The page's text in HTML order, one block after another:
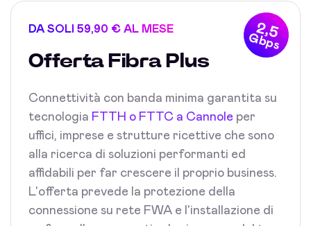
2,5
Gbps
DA SOLI 59,90 € AL MESE
Offerta Fibra Plus
Connettività con banda minima garantita su
tecnologia FTTH o FTTC a Cannole per
uffici, imprese e strutture ricettive che sono
alla ricerca di soluzioni performanti ed
affidabili per far crescere il proprio business.
L'offerta prevede la protezione della
connessione su rete FWA e l'installazione di